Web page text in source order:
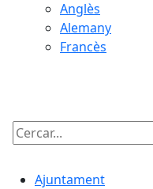
Anglès
Alemany
Francès
Cercar:
Ajuntament